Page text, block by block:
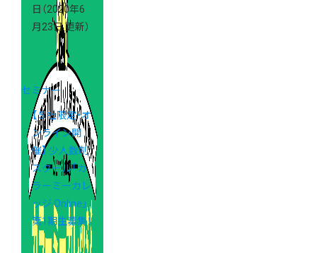
日 （2020年6
月23日 更新）
セミナー
【５社限定・オ
ンライン開
催】 少人数制
スクール「カ
ラーミーカレ
ッジ Online」
第1期生募集！